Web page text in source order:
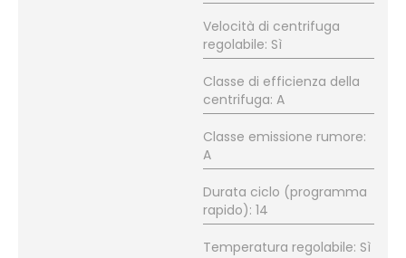
Velocità di centrifuga
regolabile: Sì
Classe di efficienza della
centrifuga: A
Classe emissione rumore:
A
Durata ciclo (programma
rapido): 14
Temperatura regolabile: Sì